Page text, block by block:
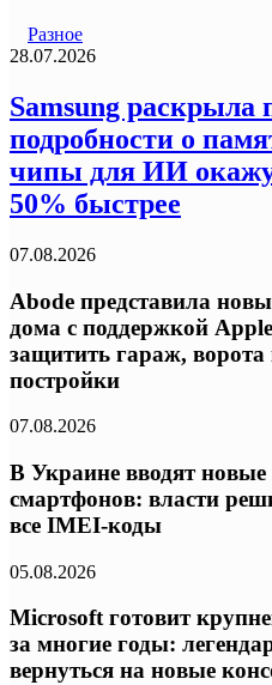
Разное
28.07.2026
Samsung раскрыла
подробности о
чипы для ИИ
50% быстрее
07.08.2026
Abode представила
дома с поддержкой
защитить гараж, ворота
постройки
07.08.2026
В Украине вводят
смартфонов: власти
все IMEI-коды
05.08.2026
Microsoft готовит
за многие годы:
вернуться на новые